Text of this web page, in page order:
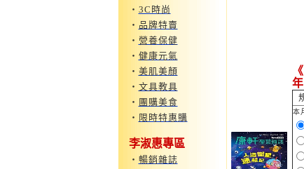
‧ 3C時尚
‧ 品牌特賣
‧ 營養保健
‧ 健康元氣
‧ 美肌美顏
‧ 文具教具
‧ 團購美食
‧ 限時特惠購
李淑惠專區
‧ 暢銷雜誌
本